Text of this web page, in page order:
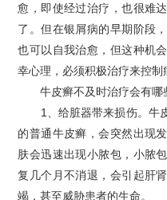
愈，即使经过治疗，也很难
了。但在银屑病的早期阶段
也可以自我治愈，但这种机
幸心理，必须积极治疗来控制
牛皮癣不及时治疗会有哪
1、给脏器带来损伤。牛皮
的普通牛皮癣，会突然出现
肤会迅速出现小脓包，小脓
复几个月不消退，会引起肝
竭，甚至威胁患者的生命。